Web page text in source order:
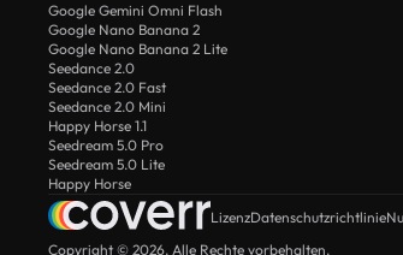
Google Gemini Omni Flash
Google Nano Banana 2
Google Nano Banana 2 Lite
Seedance 2.0
Seedance 2.0 Fast
Seedance 2.0 Mini
Happy Horse 1.1
Seedream 5.0 Pro
Seedream 5.0 Lite
Happy Horse
LizenzDatenschutzrichtlinie
Copyright © 2026. Alle Rechte vorbehalten.